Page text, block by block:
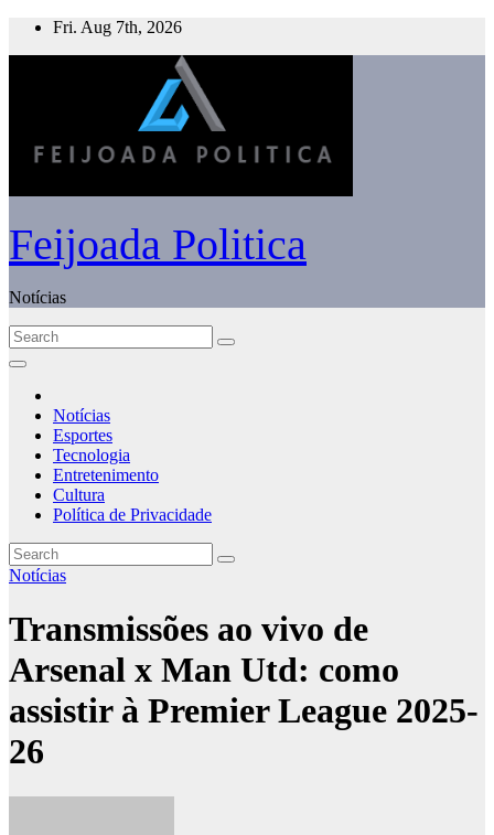
Skip
Fri. Aug 7th, 2026
Feijoada Politica
Notícias
Notícias
Esportes
Tecnologia
Entretenimento
Cultura
Política de Privacidade
Notícias
Transmissões ao vivo de
Arsenal x Man Utd: como
assistir à Premier League 2025-
26